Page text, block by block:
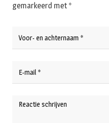
gemarkeerd met *